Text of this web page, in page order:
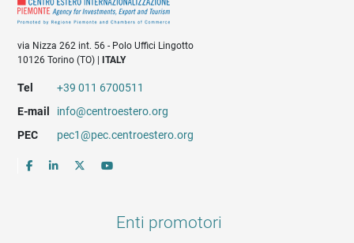
via Nizza 262 int. 56 - Polo Uffici Lingotto
10126 Torino (TO) |
ITALY
Tel
+39 011 6700511
E-mail
info@centroestero.org
PEC
pec1@pec.centroestero.org
Enti promotori